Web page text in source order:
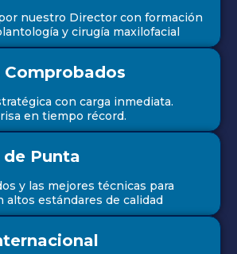
nuestro Director con formación
y cirugía maxilofacial
Comprobados
con carga inmediata.
en tiempo récord.
Punta
y las mejores técnicas para
altos estándares de calidad